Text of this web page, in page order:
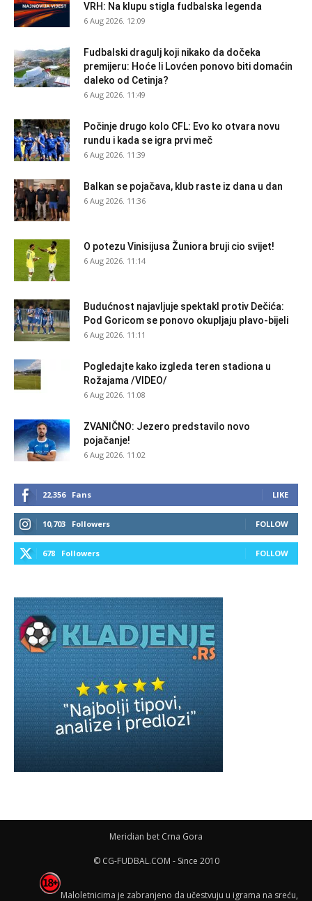
VRH: Na klupu stigla fudbalska legenda
6 Aug 2026. 12:09
Fudbalski dragulj koji nikako da dočeka
premijeru: Hoće li Lovćen ponovo biti domaćin
daleko od Cetinja?
6 Aug 2026. 11:49
Počinje drugo kolo CFL: Evo ko otvara novu
rundu i kada se igra prvi meč
6 Aug 2026. 11:39
Balkan se pojačava, klub raste iz dana u dan
6 Aug 2026. 11:36
O potezu Vinisijusa Žuniora bruji cio svijet!
6 Aug 2026. 11:14
Budućnost najavljuje spektakl protiv Dečića:
Pod Goricom se ponovo okupljaju plavo-bijeli
6 Aug 2026. 11:11
Pogledajte kako izgleda teren stadiona u
Rožajama /VIDEO/
6 Aug 2026. 11:08
ZVANIČNO: Jezero predstavilo novo
pojačanje!
6 Aug 2026. 11:02
22,356 Fans LIKE
10,703 Followers FOLLOW
678 Followers FOLLOW
Meridian bet Crna Gora
© CG-FUDBAL.COM - Since 2010
Maloletnicima je zabranjeno da učestvuju u igrama na sreću,